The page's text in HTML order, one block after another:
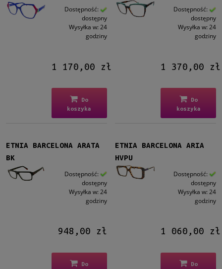
Zielony (13)
Różowy
(29)
Rozmiar
Małe
(2)
Średnie
Dostępność:
dostępny
Wysyłka w: 24
godziny
1 170,00 zł
Do
koszyka
Dostępność:
dostępny
Wysyłka w: 24
godziny
1 370,00 zł
Do
koszyka
ETNIA BARCELONA ARATA
BK
Dostępność:
dostępny
Wysyłka w: 24
godziny
948,00 zł
Do
ETNIA BARCELONA ARIA
HVPU
Dostępność:
dostępny
Wysyłka w: 24
godziny
1 060,00 zł
Do